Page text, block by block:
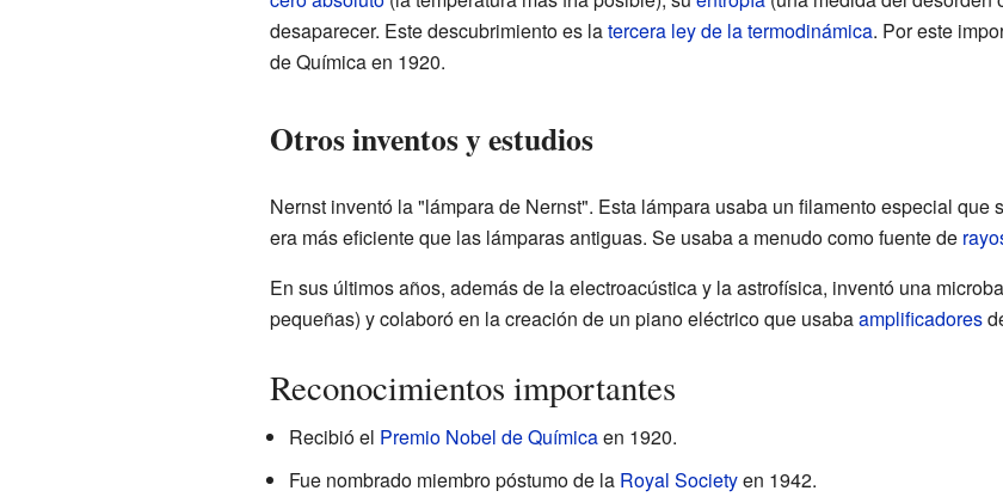
desaparecer. Este descubrimiento es latercera ley de la termodinámica. Por este
de Química en 1920.
Otros inventos y estudios
Nernst inventó la "lámpara de Nernst". Esta lámpara usaba un filamento especial que
era más eficiente que las lámparas antiguas. Se usaba a menudo como fuente de
En sus últimos años, además de la electroacústica y la astrofísica, inventó una
pequeñas) y colaboró en la creación de un piano eléctrico que usabaamplificadores
Reconocimientos importantes
Recibió el Premio Nobel de Químicaen 1920.
Fue nombrado miembro póstumo de la Royal Societyen 1942.